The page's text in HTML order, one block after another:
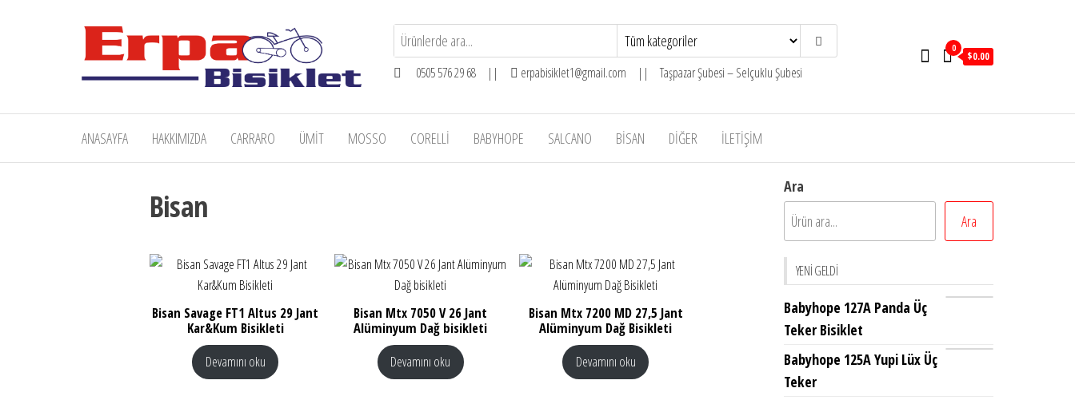
Bisiklet
0505 576 29 68 || erpabisiklet1@gmail.com || Taşpazar Şubesi – Selçuklu Şubesi
0
$0.00
ANASAYFA HAKKIMIZDA CARRARO ÜMIT MOSSO CORELLI BABYHOPE SALCANO BISAN DIĞER İLETIŞIM
Bisan
Bisan Savage FT1 Altus 29 Jant
Kar&Kum Bisikleti
Devamını oku
Bisan Mtx 7050 V 26 Jant
Alüminyum Dağ bisikleti
Devamını oku
Bisan Mtx 7200 MD 27,5 Jant
Alüminyum Dağ Bisikleti
Devamını oku
Ara
Ara
YENI GELDI
Babyhope 127A Panda Üç
Teker Bisiklet
Babyhope 125A Yupi Lüx Üç
Teker